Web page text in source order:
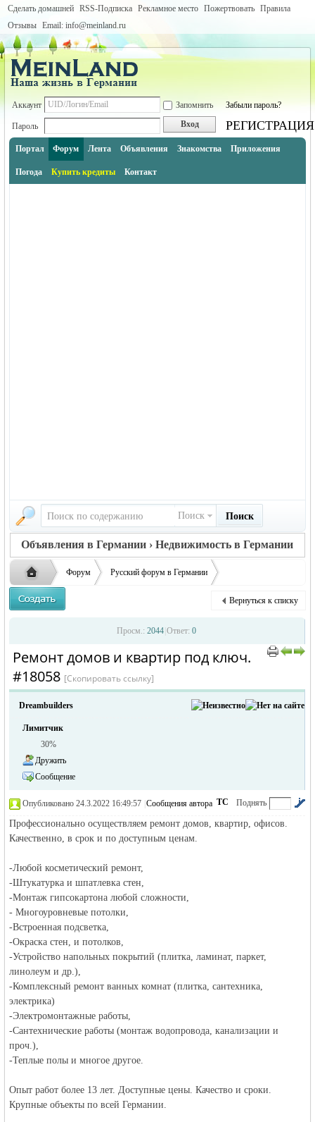
Сделать домашней RSS-Подписка Рекламное место Пожертвовать Правила
Отзывы Email: info@meinland.ru
Аккаунт Запомнить Забыли пароль?
Пароль Вход РЕГИСТРАЦИЯ
Портал Форум Лента Объявления Знакомства Приложения
Погода Купить кредиты Контакт
Поиск Поиск
Объявления в Германии › Недвижимость в Германии
жизнь и
объявления в
Германии -
Форум Русский форум в Германии
Объявления в Германии
› ›
Ремонт домов и квартир под ключ.
Вернуться к списку
Просм.: 2044 Ответ: 0
Ремонт домов и квартир под ключ.
#18058 [Скопировать ссылку]
Dreambuilders
Лимитчик
30%
Дружить
Сообщение
Поднять
ТС
Опубликовано 24.3.2022 16:49:57 Сообщения автора
Профессионально осуществляем ремонт домов, квартир, офисов.
Качественно, в срок и по доступным ценам.
-Любой косметический ремонт,
-Штукатурка и шпатлевка стен,
-Монтаж гипсокартона любой сложности,
- Многоуровневые потолки,
-Встроенная подсветка,
-Окраска стен, и потолков,
-Устройство напольных покрытий (плитка, ламинат, паркет,
линолеум и др.),
-Комплексный ремонт ванных комнат (плитка, сантехника,
электрика)
-Электромонтажные работы,
-Сантехнические работы (монтаж водопровода, канализации и
проч.),
-Теплые полы и многое другое.
Опыт работ более 13 лет. Доступные цены. Качество и сроки.
Крупные объекты по всей Германии.